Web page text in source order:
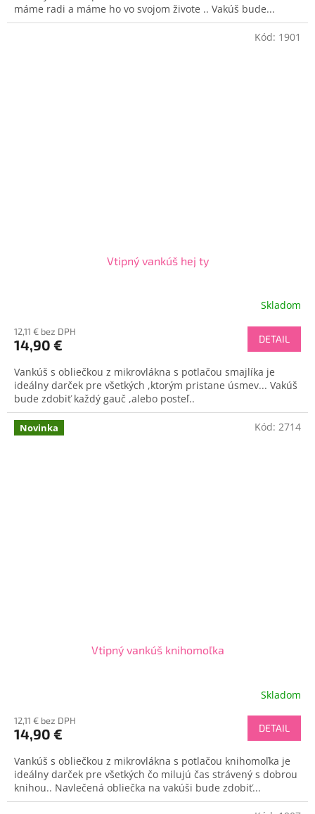
máme radi a máme ho vo svojom živote .. Vakúš bude...
Vtipný vankúš hej ty
Skladom
12,11 € bez DPH
14,90 € DETAIL
Vankúš s obliečkou z mikrovlákna s potlačou smajlíka je
ideálny darček pre všetkých ,ktorým pristane úsmev... Vakúš
bude zdobiť každý gauč ,alebo posteľ..
Kód: 1901
Novinka
Vtipný vankúš knihomoľka
Skladom
12,11 € bez DPH
14,90 € DETAIL
Vankúš s obliečkou z mikrovlákna s potlačou knihomoľka je
ideálny darček pre všetkých čo milujú čas strávený s dobrou
knihou.. Navlečená obliečka na vakúši bude zdobiť...
Kód: 2714